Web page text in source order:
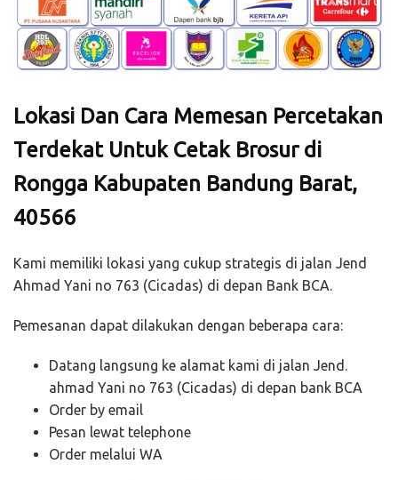
Lokasi Dan Cara Memesan Percetakan
Terdekat Untuk Cetak Brosur di
Rongga Kabupaten Bandung Barat,
40566
Kami memiliki lokasi yang cukup strategis di jalan Jend
Ahmad Yani no 763 (Cicadas) di depan Bank BCA.
Pemesanan dapat dilakukan dengan beberapa cara:
Datang langsung ke alamat kami di jalan Jend.
ahmad Yani no 763 (Cicadas) di depan bank BCA
Order by email
Pesan lewat telephone
Order melalui WA